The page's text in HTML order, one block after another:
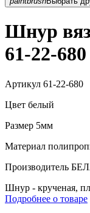
Шнур
61-22-680
Артикул 61-22-680
Цвет белый
Размер 5мм
Материал
Производитель
Шнур - крученая,
Подробнее о товаре